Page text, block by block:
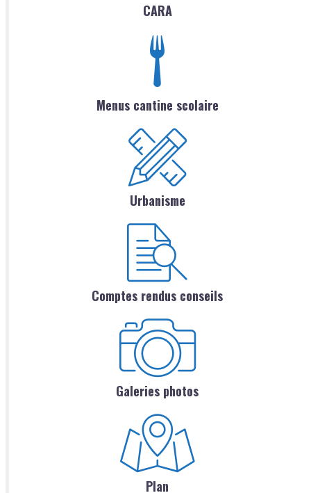
CARA
Menus cantine scolaire
Urbanisme
Comptes rendus conseils
Galeries photos
Plan